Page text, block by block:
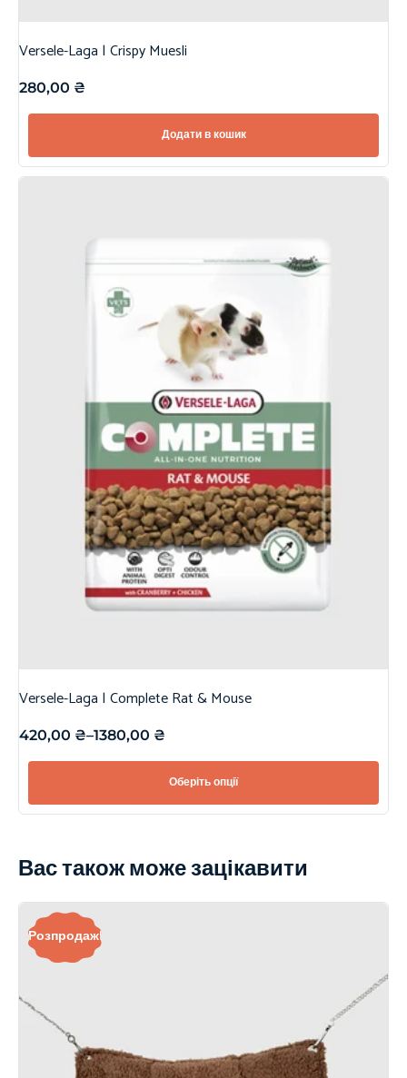
Versele-Laga | Crispy Muesli
280,00 ₴
Додати в кошик
Versele-Laga | Complete Rat & Mouse
420,00 ₴–1380,00 ₴
Оберіть опції
Вас також може зацікавити
Розпродаж!